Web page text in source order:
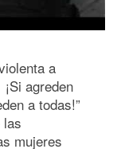
a
agreden
a todas!”
las
mujeres